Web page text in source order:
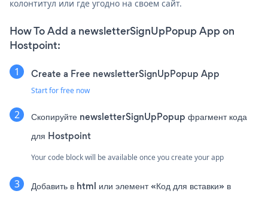
колонтитул или где угодно на своем сайт.
How To Add a newsletterSignUpPopup App on
Hostpoint:
Create a Free newsletterSignUpPopup App
Start for free now
Скопируйте newsletterSignUpPopup фрагмент кода
для Hostpoint
Your code block will be available once you create your app
Добавить в html или элемент «Код для вставки» в